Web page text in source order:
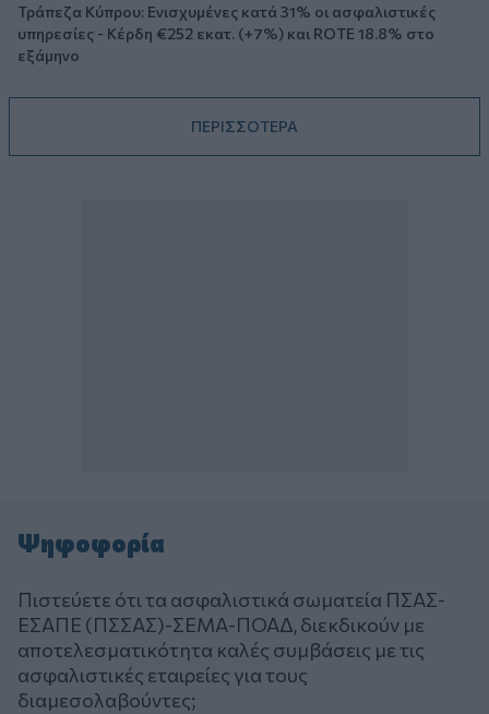
Τράπεζα Κύπρου: Ενισχυμένες κατά 31% οι ασφαλιστικές
υπηρεσίες - Κέρδη €252 εκατ. (+7%) και ROTE 18.8% στο
εξάμηνο
ΠΕΡΙΣΣΟΤΕΡΑ
Ψηφοφορία
Πιστεύετε ότι τα ασφαλιστικά σωματεία ΠΣΑΣ-
ΕΣΑΠΕ (ΠΣΣΑΣ)-ΣΕΜΑ-ΠΟΑΔ, διεκδικούν με
αποτελεσματικότητα καλές συμβάσεις με τις
ασφαλιστικές εταιρείες για τους
διαμεσολαβούντες;